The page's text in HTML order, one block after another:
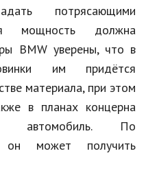
потрясающими
мощность должна
BMW уверены, что в
им придётся
материала, при этом
в планах концерна
автомобиль. По
он может получить